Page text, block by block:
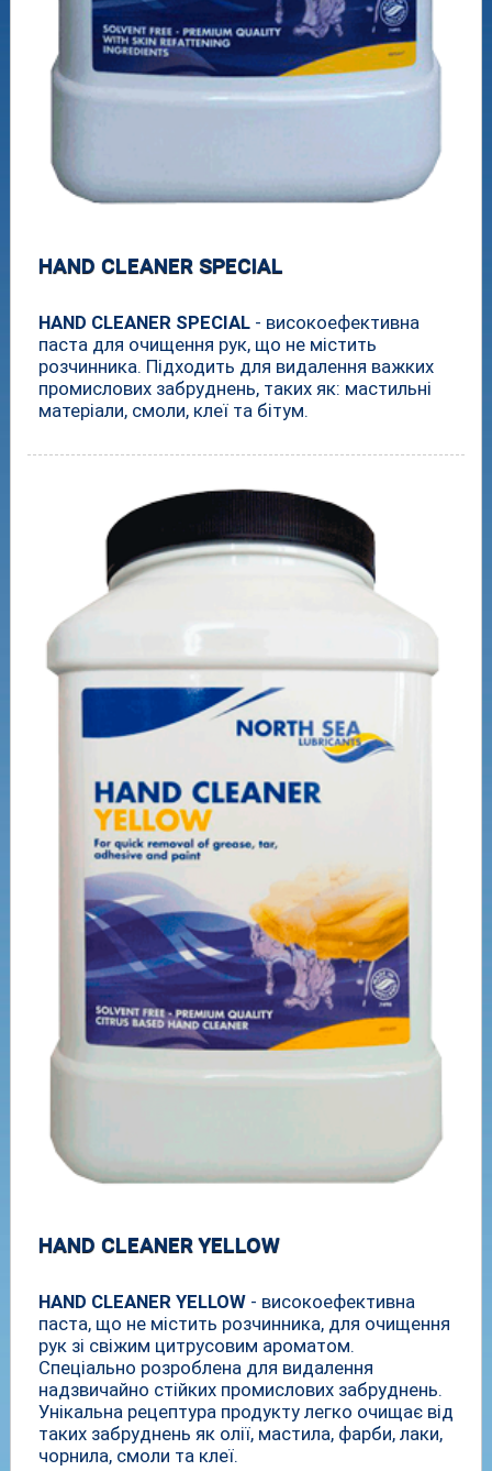
HAND CLEANER SPECIAL
HAND CLEANER SPECIAL- високоефективна
паста для очищення рук, що не містить
розчинника. Підходить для видалення важких
промислових забруднень, таких як: мастильні
матеріали, смоли, клеї та бітум.
HAND CLEANER YELLOW
HAND CLEANER YELLOW- високоефективна
паста, що не містить розчинника, для очищення
рук зі свіжим цитрусовим ароматом.
Спеціально розроблена для видалення
надзвичайно стійких промислових забруднень.
Унікальна рецептура продукту легко очищає від
таких забруднень як олії, мастила, фарби, лаки,
чорнила, смоли та клеї.